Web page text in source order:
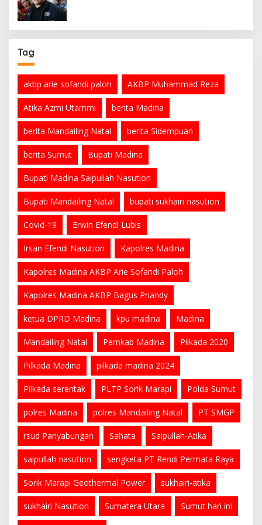
Tag
akbp arie sofandi paloh AKBP Muhammad Reza
Atika Azmi Utammi berita Madina
berita Mandailing Natal berita Sidempuan
berita Sumut Bupati Madina
Bupati Madina Saipullah Nasution
Bupati Mandailing Natal bupati sukhairi nasution
Covid-19 Erwin Efendi Lubis
Irsan Efendi Nasution Kapolres Madina
Kapolres Madina AKBP Arie Sofandi Paloh
Kapolres Madina AKBP Bagus Priandy
ketua DPRD Madina kpu madina Madina
Mandailing Natal Pemkab Madina Pilkada 2020
Pilkada Madina pilkada madina 2024
Pilkada serentak PLTP Sorik Marapi Polda Sumut
polres Madina polres Mandailing Natal PT SMGP
rsud Panyabungan Sahata Saipullah-Atika
saipullah nasution sengketa PT Rendi Permata Raya
Sorik Marapi Geothermal Power sukhairi-atika
sukhairi Nasution Sumatera Utara Sumut hari ini